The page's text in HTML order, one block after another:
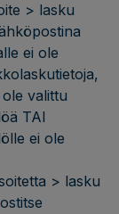
> lasku
ei ole
valittu
TAI
ei ole
> lasku